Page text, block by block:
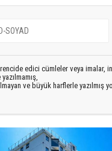
edici cümleler veya imalar,
ve büyük harflerle yazılmış